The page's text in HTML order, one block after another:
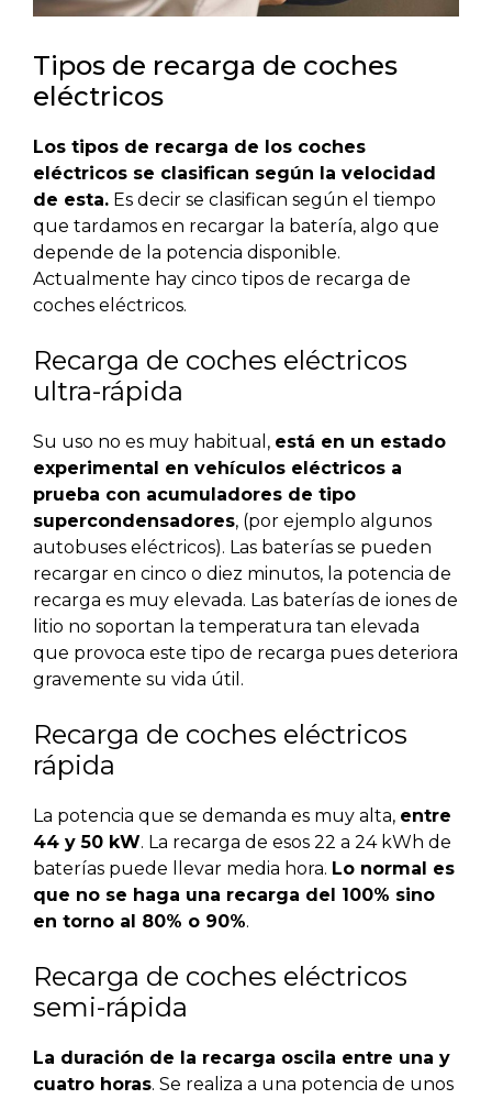
Tipos de recarga de coches
eléctricos
Los tipos de recarga de los coches
eléctricos se clasifican según la velocidad
de esta. Es decir se clasifican según el tiempo
que tardamos en recargar la batería, algo que
depende de la potencia disponible.
Actualmente hay cinco tipos de recarga de
coches eléctricos.
Recarga de coches eléctricos
ultra-rápida
Su uso no es muy habitual, está en un estado
experimental en vehículos eléctricos a
prueba con acumuladores de tipo
supercondensadores, (por ejemplo algunos
autobuses eléctricos). Las baterías se pueden
recargar en cinco o diez minutos, la potencia de
recarga es muy elevada. Las baterías de iones de
litio no soportan la temperatura tan elevada
que provoca este tipo de recarga pues deteriora
gravemente su vida útil.
Recarga de coches eléctricos
rápida
La potencia que se demanda es muy alta, entre
44 y 50 kW. La recarga de esos 22 a 24 kWh de
baterías puede llevar media hora. Lo normal es
que no se haga una recarga del 100% sino
en torno al 80% o 90%.
Recarga de coches eléctricos
semi-rápida
La duración de la recarga oscila entre una y
cuatro horas. Se realiza a una potencia de unos